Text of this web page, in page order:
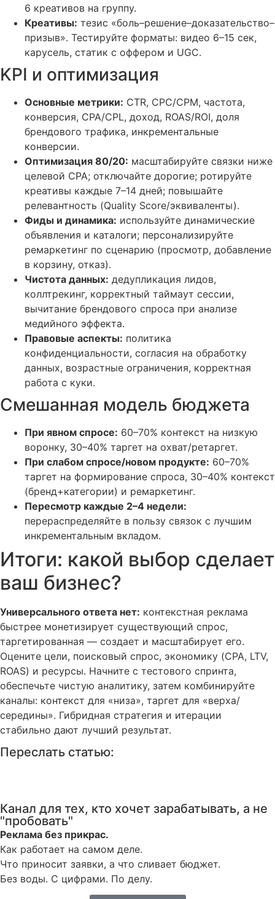
6 креативов на группу.
Креативы: тезис «боль–решение–доказательство–
призыв». Тестируйте форматы: видео 6–15 сек,
карусель, статик с оффером и UGC.
KPI и оптимизация
Основные метрики: CTR, CPC/CPM, частота,
конверсия, CPA/CPL, доход, ROAS/ROI, доля
брендового трафика, инкрементальные
конверсии.
Оптимизация 80/20: масштабируйте связки ниже
целевой CPA; отключайте дорогие; ротируйте
креативы каждые 7–14 дней; повышайте
релевантность (Quality Score/эквиваленты).
Фиды и динамика: используйте динамические
объявления и каталоги; персонализируйте
ремаркетинг по сценарию (просмотр, добавление
в корзину, отказ).
Чистота данных: дедупликация лидов,
коллтрекинг, корректный таймаут сессии,
вычитание брендового спроса при анализе
медийного эффекта.
Правовые аспекты: политика
конфиденциальности, согласия на обработку
данных, возрастные ограничения, корректная
работа с куки.
Смешанная модель бюджета
При явном спросе: 60–70% контекст на низкую
воронку, 30–40% таргет на охват/ретаргет.
При слабом спросе/новом продукте: 60–70%
таргет на формирование спроса, 30–40% контекст
(бренд+категории) и ремаркетинг.
Пересмотр каждые 2–4 недели:
перераспределяйте в пользу связок с лучшим
инкрементальным вкладом.
Итоги: какой выбор сделает
ваш бизнес?
Универсального ответа нет: контекстная реклама
быстрее монетизирует существующий спрос,
таргетированная — создает и масштабирует его.
Оцените цели, поисковый спрос, экономику (CPA, LTV,
ROAS) и ресурсы. Начните с тестового спринта,
обеспечьте чистую аналитику, затем комбинируйте
каналы: контекст для «низа», таргет для «верха/
середины». Гибридная стратегия и итерации
стабильно дают лучший результат.
Переслать статью:
Канал для тех, кто хочет зарабатывать, а не
"пробовать"
Реклама без прикрас.
Как работает на самом деле.
Что приносит заявки, а что сливает бюджет.
Без воды. С цифрами. По делу.